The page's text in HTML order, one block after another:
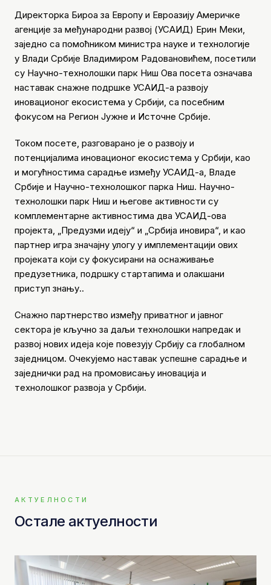
Директорка Бироа за Европу и Евроазију Америчке
агенције за међународни развој (УСАИД) Ерин Меки,
заједно са помоћником министра науке и технологије
у Влади Србије Владимиром Радовановићем, посетили
су Научно-технолошки парк Ниш Ова посета означава
наставак снажне подршке УСАИД-а развоју
иновационог екосистема у Србији, са посебним
фокусом на Регион Јужне и Источне Србије.
Током посете, разговарано је о развоју и
потенцијалима иновационог екосистема у Србији, као
и могућностима сарадње између УСАИД-а, Владе
Србије и Научно-технолошког парка Ниш. Научно-
технолошки парк Ниш и његове активности су
комплементарне активностима два УСАИД-ова
пројекта, „Предузми идеју“ и „Србија иновира“, и као
партнер игра значајну улогу у имплементацији ових
пројеката који су фокусирани на оснаживање
предузетника, подршку стартапима и олакшани
приступ знању..
Снажно партнерство између приватног и јавног
сектора је кључно за даљи технолошки напредак и
развој нових идеја које повезују Србију са глобалном
заједницом. Очекујемо наставак успешне сарадње и
заједнички рад на промовисању иновација и
технолошког развоја у Србији.
АКТУЕЛНОСТИ
Остале актуелности